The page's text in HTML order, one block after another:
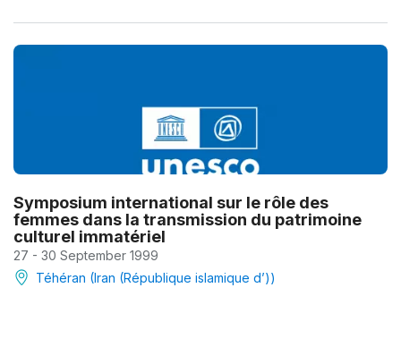
Symposium international sur le rôle des
femmes dans la transmission du patrimoine
culturel immatériel
27 - 30 September 1999
Téhéran (Iran (République islamique d’))